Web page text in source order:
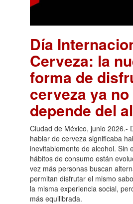
Día
Cerveza: la
forma de
cerveza ya no
depende del
Ciudad de México, junio 2026.-
hablar de cerveza significaba
inevitablemente de alcohol. Sin
hábitos de consumo están
vez más personas buscan
permitan disfrutar el mismo
la misma experiencia social,
más equilibrada.